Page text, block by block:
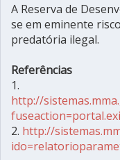
A Reserva de
se em eminente
predatória ilegal.
Referências
1.
http://
2. http://